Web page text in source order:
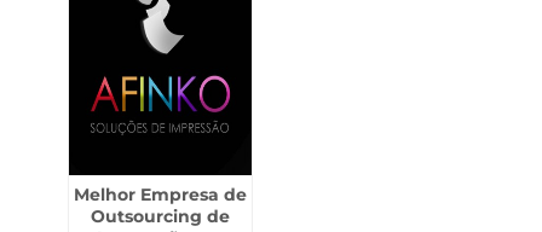
Melhor Empresa de
Outsourcing de